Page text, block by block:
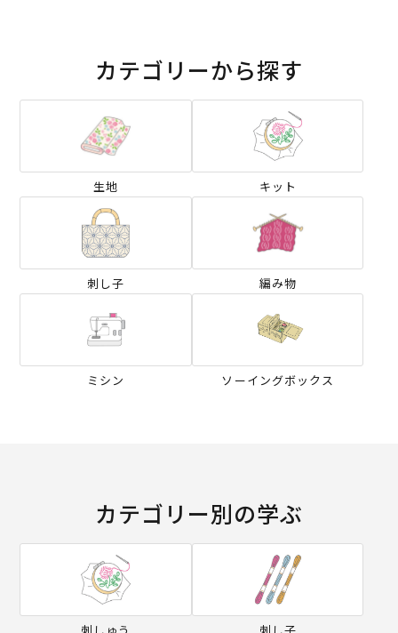
カテゴリーから探す
生地 キット
刺し子 編み物
ミシン ソーイングボックス
カテゴリー別の学ぶ